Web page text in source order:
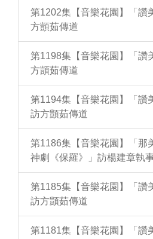
第1202集【音樂花園】「讚
方顗茹傳道
第1198集【音樂花園】「讚
方顗茹傳道
第1194集【音樂花園】「讚
訪方顗茹傳道
第1186集【音樂花園】「那
神劇《保羅》」訪楊建章執
第1185集【音樂花園】「讚
訪方顗茹傳道
第1181集【音樂花園】「讚